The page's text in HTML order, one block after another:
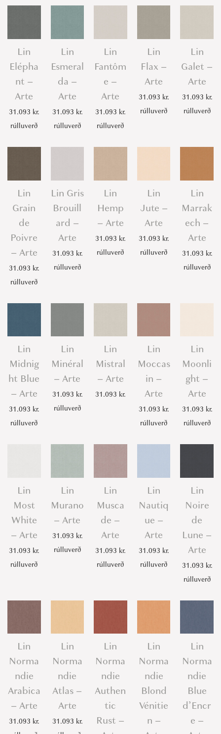
Lin
Elépha
nt –
Arte
31.093 kr.
rúlluverð
Lin
Esmeral
da –
Arte
31.093 kr.
rúlluverð
Lin
Fantôm
e –
Arte
31.093 kr.
rúlluverð
Lin
Flax –
Arte
31.093 kr.
rúlluverð
Lin
Galet –
Arte
31.093 kr.
rúlluverð
Lin
Grain
de
Poivre
– Arte
31.093 kr.
rúlluverð
Lin Gris
Brouill
ard –
Arte
31.093 kr.
rúlluverð
Lin
Hemp
– Arte
31.093 kr.
rúlluverð
Lin
Jute –
Arte
31.093 kr.
rúlluverð
Lin
Marrak
ech –
Arte
31.093 kr.
rúlluverð
Lin
Midnig
ht Blue
– Arte
31.093 kr.
rúlluverð
Lin
Minéral
– Arte
31.093 kr.
rúlluverð
Lin
Mistral
– Arte
31.093 kr.
Lin
Moccas
in –
Arte
31.093 kr.
rúlluverð
Lin
Moonli
ght –
Arte
31.093 kr.
rúlluverð
Lin
Most
White
– Arte
31.093 kr.
rúlluverð
Lin
Murano
– Arte
31.093 kr.
rúlluverð
Lin
Musca
de –
Arte
31.093 kr.
rúlluverð
Lin
Nautiq
ue –
Arte
31.093 kr.
rúlluverð
Lin
Noire
de
Lune –
Arte
31.093 kr.
rúlluverð
Lin
Norma
ndie
Arabica
– Arte
31.093 kr.
Lin
Norma
ndie
Atlas –
Arte
31.093 kr.
Lin
Norma
ndie
Authen
tic
Rust –
Lin
Norma
ndie
Blond
Vénitie
n –
Lin
Norma
ndie
Blue
d’Encr
e –